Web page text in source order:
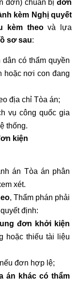
đơn) chuẩn bị đơn
kèm Nghị quyết
kèm theo và lựa
sơ sau:
có thẩm quyền
hoặc nơi con đang
địa chỉ Tòa án;
vụ công quốc gia
thống.
kiện
án Tòa án phân
xét.
, Thẩm phán phải
định:
đơn khởi kiện
hoặc thiếu tài liệu
đơn hợp lệ;
án khác có thẩm